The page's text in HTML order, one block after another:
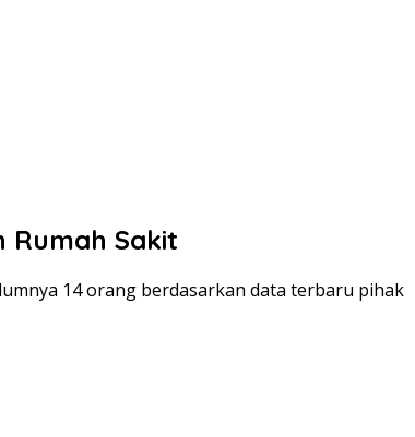
Rumah Sakit
14 orang berdasarkan data terbaru pihak